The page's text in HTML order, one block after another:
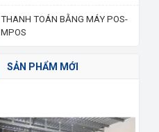
THANH TOÁN BẰNG MÁY POS-
MPOS
SẢN PHẨM MỚI